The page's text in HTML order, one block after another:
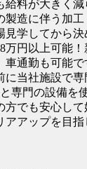
給料が大きく
製造に伴う加
見学してから
万円以上可能
車通勤も可能で
に当社施設で
と専門の設備を
方でも安心し
アアップを目